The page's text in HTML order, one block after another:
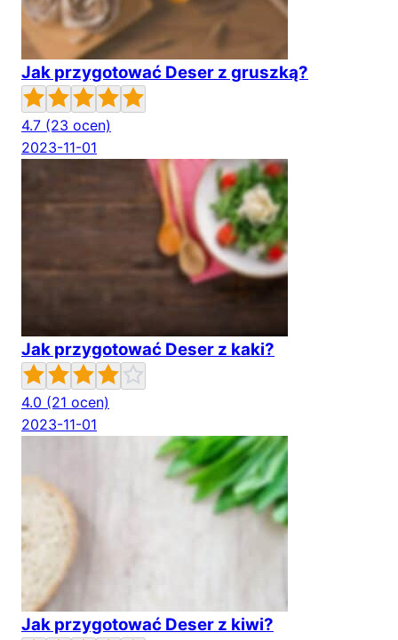
Jak przygotować Deser z gruszką?
4.7 (23 ocen)
2023-11-01
Jak przygotować Deser z kaki?
4.0 (21 ocen)
2023-11-01
Jak przygotować Deser z kiwi?